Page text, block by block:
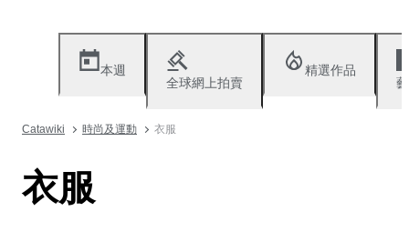
本週
全球網上拍賣
精選作品
Catawiki 時尚及運動 衣服
衣服